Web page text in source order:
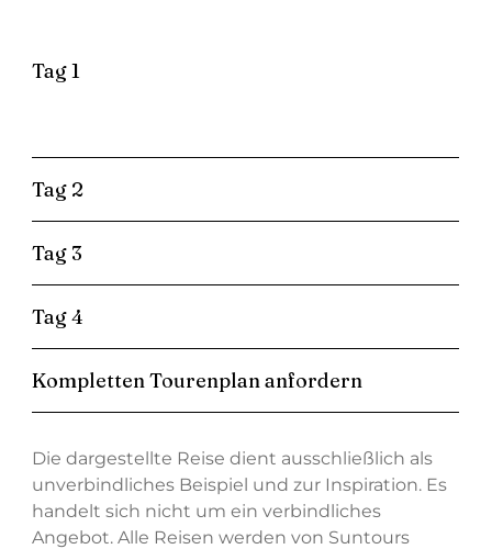
Die dargestellte Reise dient ausschließlich als
unverbindliches Beispiel und zur Inspiration. Es
handelt sich nicht um ein verbindliches
Angebot. Alle Reisen werden von Suntours
Tag 1
Tag 2
Tag 3
Tag 4
Kompletten Tourenplan anfordern